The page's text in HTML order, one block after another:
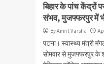
बिहार के पांच केंद्रों
संभव, मुजफ्फरपुर में
By Amrit Varsha
पटना। स्वास्थ्य मंत्री
सोमवार से मुजफ्फरपुर के